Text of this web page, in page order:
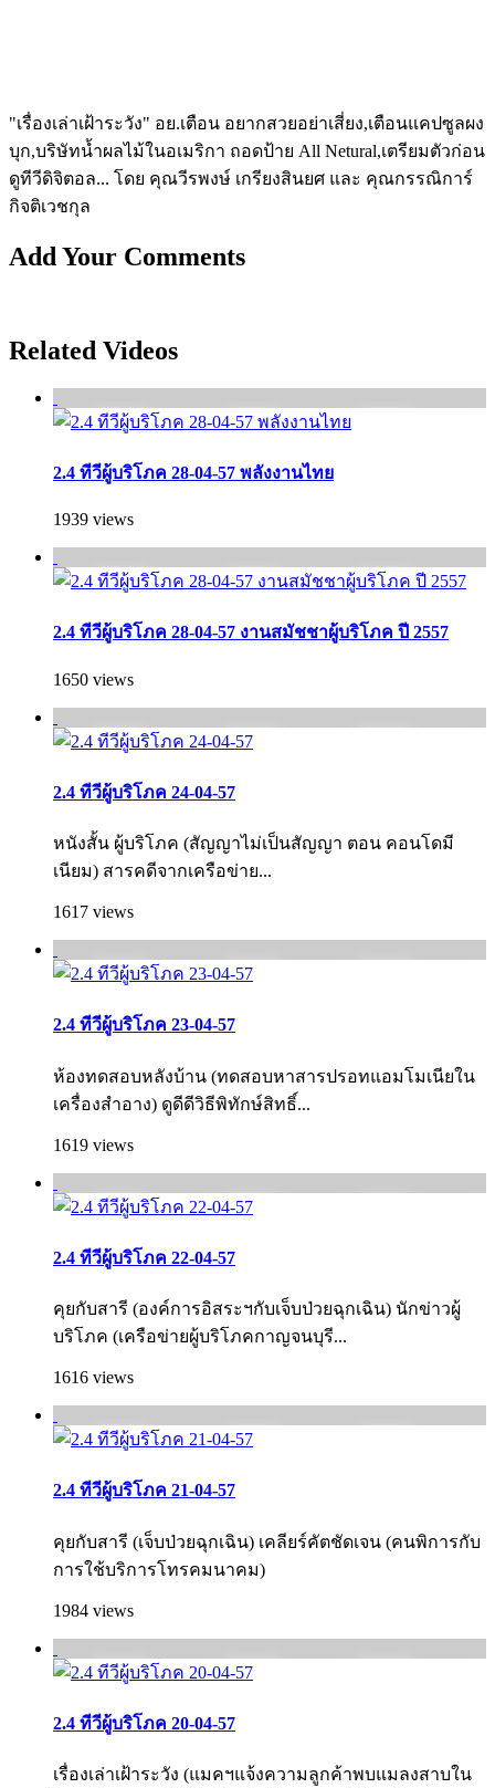
"เรื่องเล่าเฝ้าระวัง" อย.เตือน อยากสวยอย่าเสี่ยง,เตือนแคปซูลผง
บุก,บริษัทน้ำผลไม้ในอเมริกา ถอดป้าย All Netural,เตรียมตัวก่อน
ดูทีวีดิจิตอล... โดย คุณวีรพงษ์ เกรียงสินยศ และ คุณกรรณิการ์
กิจติเวชกุล
Add Your Comments
Related Videos
2.4 ทีวีผู้บริโภค 28-04-57 พลังงานไทย
1939 views
2.4 ทีวีผู้บริโภค 28-04-57 งานสมัชชาผู้บริโภค ปี 2557
1650 views
2.4 ทีวีผู้บริโภค 24-04-57
หนังสั้น ผู้บริโภค (สัญญาไม่เป็นสัญญา ตอน คอนโดมี
เนียม) สารคดีจากเครือข่าย...
1617 views
2.4 ทีวีผู้บริโภค 23-04-57
ห้องทดสอบหลังบ้าน (ทดสอบหาสารปรอทแอมโมเนียใน
เครื่องสำอาง) ดูดีดีวิธีพิทักษ์สิทธิ์...
1619 views
2.4 ทีวีผู้บริโภค 22-04-57
คุยกับสารี (องค์การอิสระฯกับเจ็บป่วยฉุกเฉิน) นักข่าวผู้
บริโภค (เครือข่ายผู้บริโภคกาญจนบุรี...
1616 views
2.4 ทีวีผู้บริโภค 21-04-57
คุยกับสารี (เจ็บป่วยฉุกเฉิน) เคลียร์คัตชัดเจน (คนพิการกับ
การใช้บริการโทรคมนาคม)
1984 views
2.4 ทีวีผู้บริโภค 20-04-57
เรื่องเล่าเฝ้าระวัง (แมคฯแจ้งความลูกค้าพบแมลงสาบใน